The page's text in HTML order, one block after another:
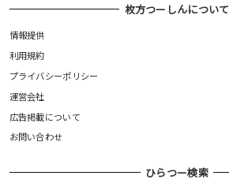
枚方つーしんについて
情報提供
利用規約
プライバシーポリシー
運営会社
広告掲載について
お問い合わせ
ひらつー検索